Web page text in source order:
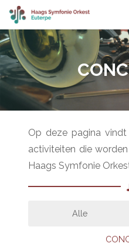
Op deze pagina
activiteiten die
Haags Symfonie
Alle